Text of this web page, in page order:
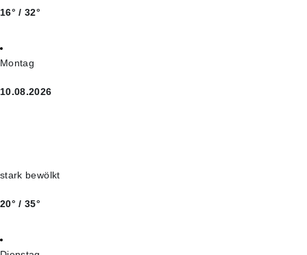
16° / 32°
Montag
10.08.2026
stark bewölkt
20° / 35°